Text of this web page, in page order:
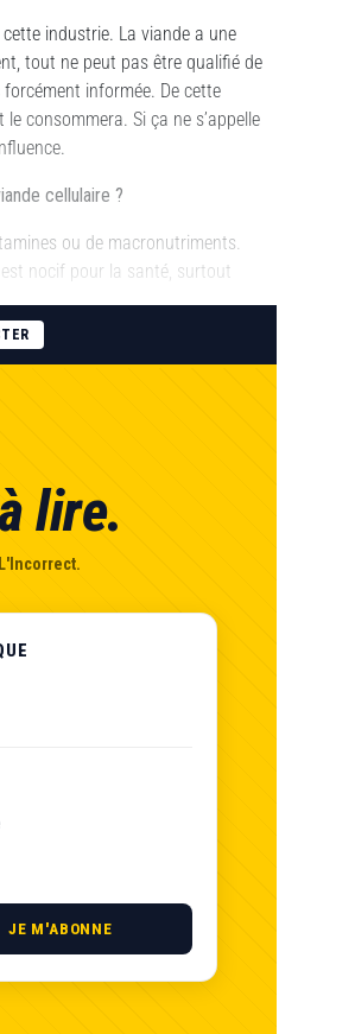
industrie. La viande a une
tout ne peut pas être qualifié de
informée. De cette
consommera. Si ça ne s’appelle
cellulaire ?
ou de macronutriments.
nocif pour la santé, surtout
lire.
JE M'ABONNE